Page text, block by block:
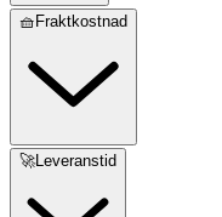
🧺Fraktkostnad
🚀Leveranstid